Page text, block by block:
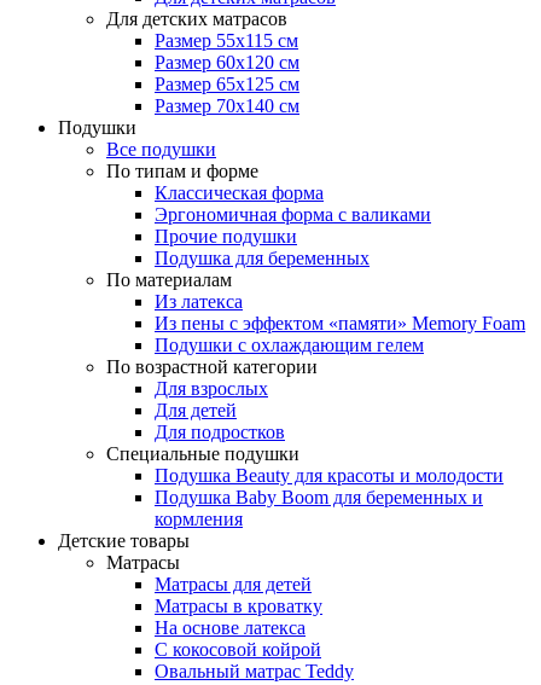
Для детских матрасов
Размер 55x115 см
Размер 60x120 см
Размер 65x125 см
Размер 70x140 см
Подушки
Все подушки
По типам и форме
Классическая форма
Эргономичная форма с валиками
Прочие подушки
Подушка для беременных
По материалам
Из латекса
Из пены с эффектом «памяти» Memory Foam
Подушки с охлаждающим гелем
По возрастной категории
Для взрослых
Для детей
Для подростков
Специальные подушки
Подушка Beauty для красоты и молодости
Подушка Baby Boom для беременных и
кормления
Детские товары
Матрасы
Матрасы для детей
Матрасы в кроватку
На основе латекса
С кокосовой койрой
Овальный матрас Teddy